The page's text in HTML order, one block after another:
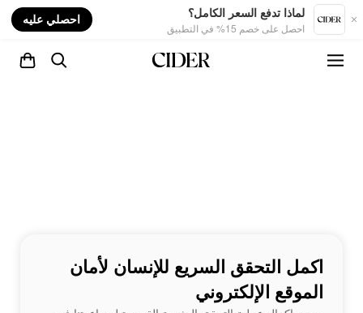
لماذا تدفع السعر الكامل؟
احصل على خصم 15% في التطبيق
احصلي عليه
اكمل التحقق السريع للإنسان لأمان
الموقع الإلكتروني